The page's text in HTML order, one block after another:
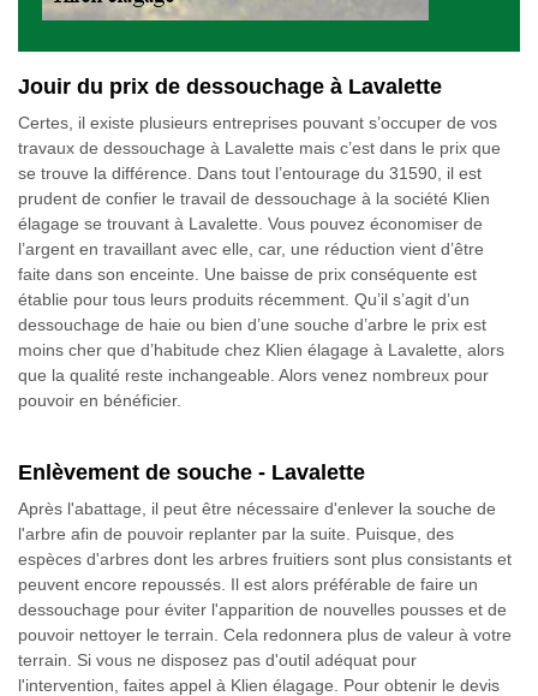
Jouir du prix de dessouchage à Lavalette
Certes, il existe plusieurs entreprises pouvant s’occuper de vos
travaux de dessouchage à Lavalette mais c’est dans le prix que
se trouve la différence. Dans tout l’entourage du 31590, il est
prudent de confier le travail de dessouchage à la société Klien
élagage se trouvant à Lavalette. Vous pouvez économiser de
l’argent en travaillant avec elle, car, une réduction vient d’être
faite dans son enceinte. Une baisse de prix conséquente est
établie pour tous leurs produits récemment. Qu’il s’agit d’un
dessouchage de haie ou bien d’une souche d’arbre le prix est
moins cher que d’habitude chez Klien élagage à Lavalette, alors
que la qualité reste inchangeable. Alors venez nombreux pour
pouvoir en bénéficier.
Enlèvement de souche - Lavalette
Après l'abattage, il peut être nécessaire d'enlever la souche de
l'arbre afin de pouvoir replanter par la suite. Puisque, des
espèces d'arbres dont les arbres fruitiers sont plus consistants et
peuvent encore repoussés. Il est alors préférable de faire un
dessouchage pour éviter l'apparition de nouvelles pousses et de
pouvoir nettoyer le terrain. Cela redonnera plus de valeur à votre
terrain. Si vous ne disposez pas d'outil adéquat pour
l'intervention, faites appel à Klien élagage. Pour obtenir le devis